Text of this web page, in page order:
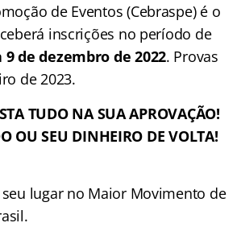
de Eventos (Cebraspe) é o
inscrições no período de
de dezembro de 2022. Provas
de 2023.
TUDO NA SUA APROVAÇÃO!
OU SEU DINHEIRO DE VOLTA!
lugar no Maior Movimento de